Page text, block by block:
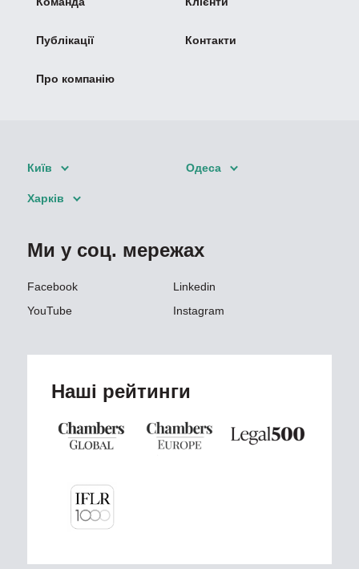
Публікації Контакти
Про компанію
Київ Одеса
Харків
Ми у соц. мережах
Facebook
Linkedin
YouTube
Instagram
Наші рейтинги